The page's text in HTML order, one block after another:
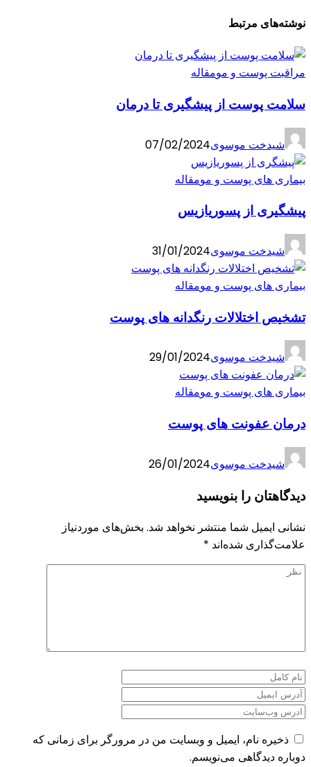
نوشته‌های مرتبط
مراقبت پوست و مومقاله
سلامت پوست از پیشگیری تا درمان
شیدخت موسوی07/02/2024
بیماری های پوست و مومقاله
پیشگیری از پسوریازیس
شیدخت موسوی31/01/2024
بیماری های پوست و مومقاله
تشخیص اختلالات رنگدانه های پوست
شیدخت موسوی29/01/2024
بیماری های پوست و مومقاله
درمان عفونت های پوست
شیدخت موسوی26/01/2024
دیدگاهتان را بنویسید
نشانی ایمیل شما منتشر نخواهد شد. بخش‌های موردنیاز
علامت‌گذاری شده‌اند *
ذخیره نام، ایمیل و وبسایت من در مرورگر برای زمانی که
دوباره دیدگاهی می‌نویسم.